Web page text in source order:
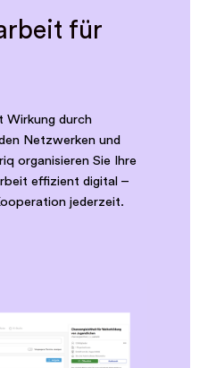
für
Wirkung durch
Netzwerken und
organisieren Sie Ihre
effizient digital –
jederzeit.